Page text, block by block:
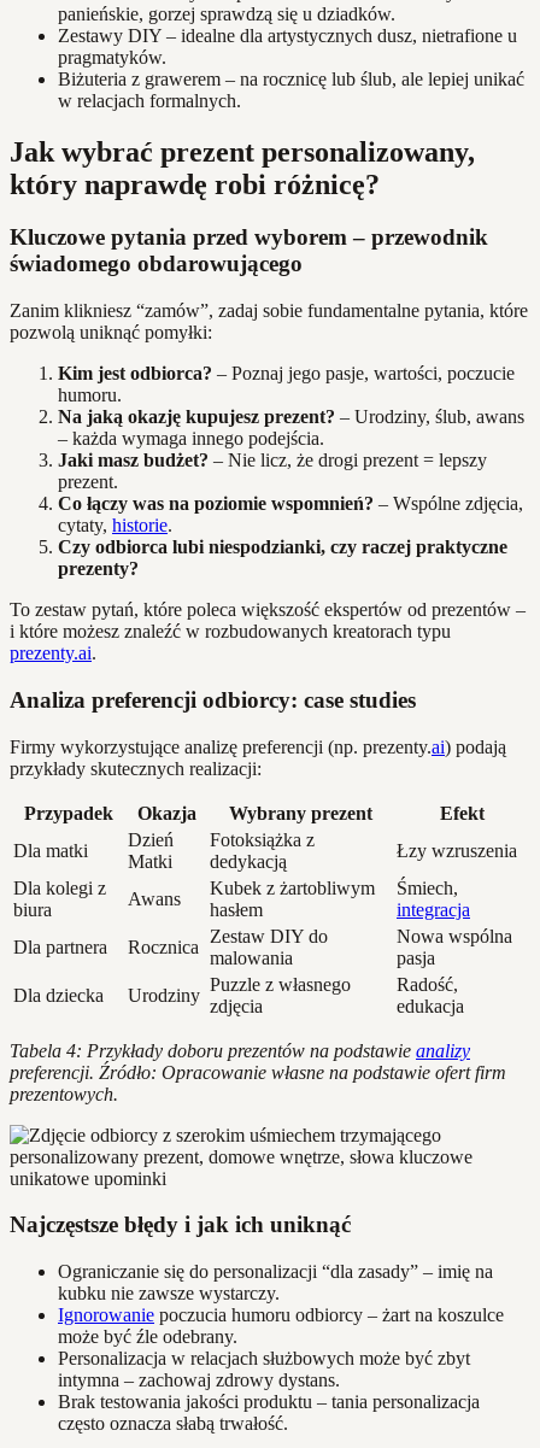
panieńskie, gorzej sprawdzą się u dziadków.
Zestawy DIY – idealne dla artystycznych dusz, nietrafione u
pragmatyków.
Biżuteria z grawerem – na rocznicę lub ślub, ale lepiej unikać
w relacjach formalnych.
Jak wybrać prezent personalizowany,
który naprawdę robi różnicę?
Kluczowe pytania przed wyborem – przewodnik
świadomego obdarowującego
Zanim klikniesz “zamów”, zadaj sobie fundamentalne pytania, które
pozwolą uniknąć pomyłki:
Kim jest odbiorca? – Poznaj jego pasje, wartości, poczucie
humoru.
Na jaką okazję kupujesz prezent? – Urodziny, ślub, awans
– każda wymaga innego podejścia.
Jaki masz budżet? – Nie licz, że drogi prezent = lepszy
prezent.
Co łączy was na poziomie wspomnień? – Wspólne zdjęcia,
cytaty, historie.
Czy odbiorca lubi niespodzianki, czy raczej praktyczne
prezenty?
To zestaw pytań, które poleca większość ekspertów od prezentów –
i które możesz znaleźć w rozbudowanych kreatorach typu
prezenty.ai.
Analiza preferencji odbiorcy: case studies
Firmy wykorzystujące analizę preferencji (np. prezenty.ai) podają
przykłady skutecznych realizacji:
Przypadek Okazja Wybrany prezent
Efekt
Dla matki
Dzień
Matki
Fotoksiążka z
dedykacją
Łzy wzruszenia
Dla kolegi z
biura
Awans
Kubek z żartobliwym
hasłem
Śmiech,
integracja
Dla partnera
Rocznica
Zestaw DIY do
malowania
Nowa wspólna
pasja
Dla dziecka
Urodziny
Puzzle z własnego
zdjęcia
Radość,
edukacja
Tabela 4: Przykłady doboru prezentów na podstawie analizy
preferencji. Źródło: Opracowanie własne na podstawie ofert firm
prezentowych.
Najczęstsze błędy i jak ich uniknąć
Ograniczanie się do personalizacji “dla zasady” – imię na
kubku nie zawsze wystarczy.
Ignorowanie poczucia humoru odbiorcy – żart na koszulce
może być źle odebrany.
Personalizacja w relacjach służbowych może być zbyt
intymna – zachowaj zdrowy dystans.
Brak testowania jakości produktu – tania personalizacja
często oznacza słabą trwałość.